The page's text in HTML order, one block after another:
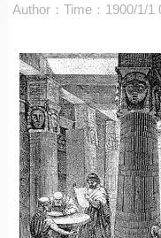
Author： Time：1900/1/1